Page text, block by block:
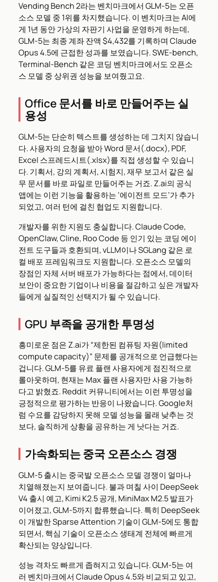
Vending Bench 2라는 벤치마크에서 GLM-5는 오픈
소스 모델 중 1위를 차지했습니다. 이 벤치마크는 AI에
게 1년 동안 가상의 자판기 사업을 운영하게 하는데,
GLM-5는 최종 계좌 잔액 $4,432를 기록하며 Claude
Opus 4.5에 근접한 성과를 보였습니다. SWE-bench,
Terminal-Bench 같은 코딩 벤치마크에서도 오픈소
스 모델 중 상위권 성능을 보여줬고요.
Office 문서를 바로 만들어주는 실
용성
GLM-5는 단순히 텍스트를 생성하는 데 그치지 않습니
다. 사용자의 요청을 받아 Word 문서(.docx), PDF,
Excel 스프레드시트(.xlsx)를 직접 생성할 수 있습니
다. 기획서, 강의 계획서, 시험지, 재무 보고서 같은 실
무 문서를 바로 파일로 만들어주는 거죠. Z.ai의 공식
앱에는 이런 기능을 활용하는 ‘에이전트 모드’가 추가
되었고, 여러 턴에 걸친 협업도 지원합니다.
개발자를 위한 지원도 충실합니다. Claude Code,
OpenClaw, Cline, Roo Code 등 인기 있는 코딩 에이
전트 도구들과 호환되며, vLLM이나 SGLang 같은 로
컬 배포 프레임워크도 지원합니다. 오픈소스 모델의
장점인 자체 서버 배포가 가능하다는 점에서, 데이터
보안이 중요한 기업이나 비용을 절감하고 싶은 개발자
들에게 실질적인 선택지가 될 수 있습니다.
GPU 부족을 공개한 투명성
흥미로운 점은 Z.ai가 “제한된 컴퓨팅 자원(limited
compute capacity)” 문제를 공개적으로 언급했다는
겁니다. GLM-5를 유료 플랜 사용자에게 점진적으로
롤아웃하며, 현재는 Max 플랜 사용자만 사용 가능하
다고 밝혔죠. Reddit 커뮤니티에서는 이런 투명성을
긍정적으로 평가하는 반응이 나왔습니다. Google처
럼 수요를 감당하지 못해 모델 성능을 몰래 낮추는 것
보다, 솔직하게 상황을 공유하는 게 낫다는 거죠.
가속화되는 중국 오픈소스 경쟁
GLM-5 출시는 중국발 오픈소스 모델 경쟁이 얼마나
치열해졌는지 보여줍니다. 불과 며칠 사이 DeepSeek
V4 출시 예고, Kimi K2.5 공개, MiniMax M2.5 발표가
이어졌고, GLM-5까지 합류했습니다. 특히 DeepSeek
이 개발한 Sparse Attention 기술이 GLM-5에도 통합
되면서, 핵심 기술이 오픈소스 생태계 전체에 빠르게
확산되는 양상입니다.
성능 격차도 빠르게 좁혀지고 있습니다. GLM-5는 여
러 벤치마크에서 Claude Opus 4.5와 비교되고 있고,